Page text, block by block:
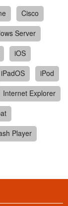
Cisco
Server
iOS
iPadOS
iPod
Internet Explorer
Player